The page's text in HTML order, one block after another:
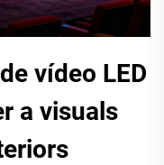
vídeo LED
a visuals